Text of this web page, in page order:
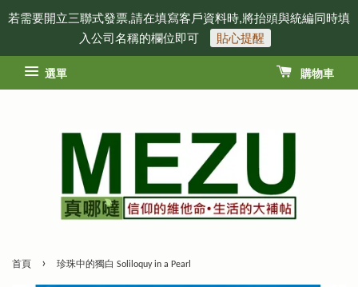
若需要開立三聯式發票,請在填寫客戶資料時,將抬頭與統編同時填
入公司名稱的欄位即可
貼心提醒
選單 購物車
首頁 › 珍珠中的獨白 Soliloquy in a Pearl